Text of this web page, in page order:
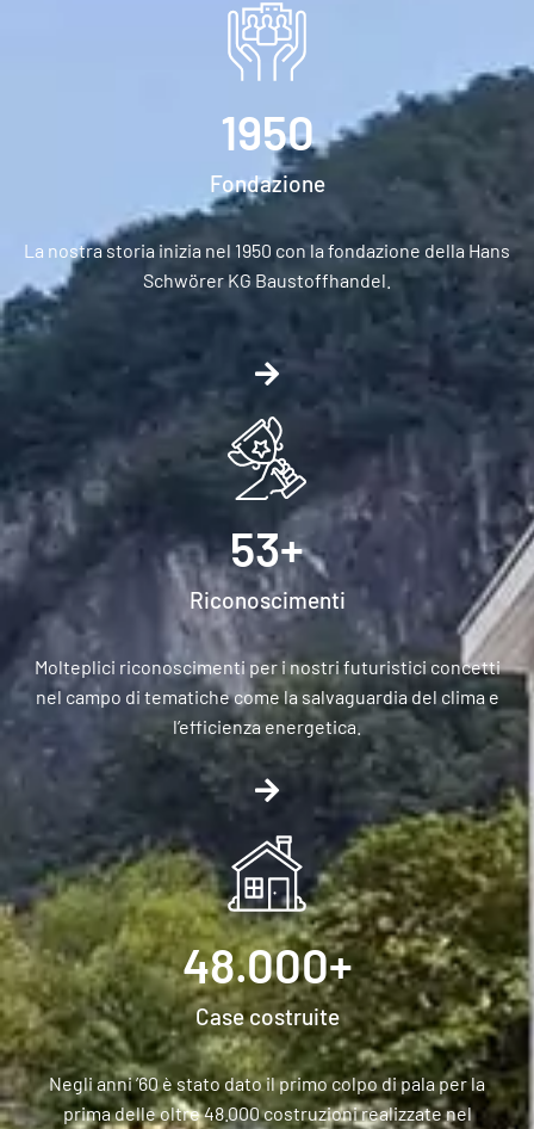
Fondazione
1950
La nostra storia inizia nel 1950 con la fondazione della Hans
Schwörer KG Baustoffhandel.
Riconoscimenti
53+
Molteplici riconoscimenti per i nostri futuristici concetti
nel campo di tematiche come la salvaguardia del clima e
l’efficienza energetica.
Case costruite
48.000+
Negli anni ’60 è stato dato il primo colpo di pala per la
prima delle oltre 48.000 costruzioni realizzate nel